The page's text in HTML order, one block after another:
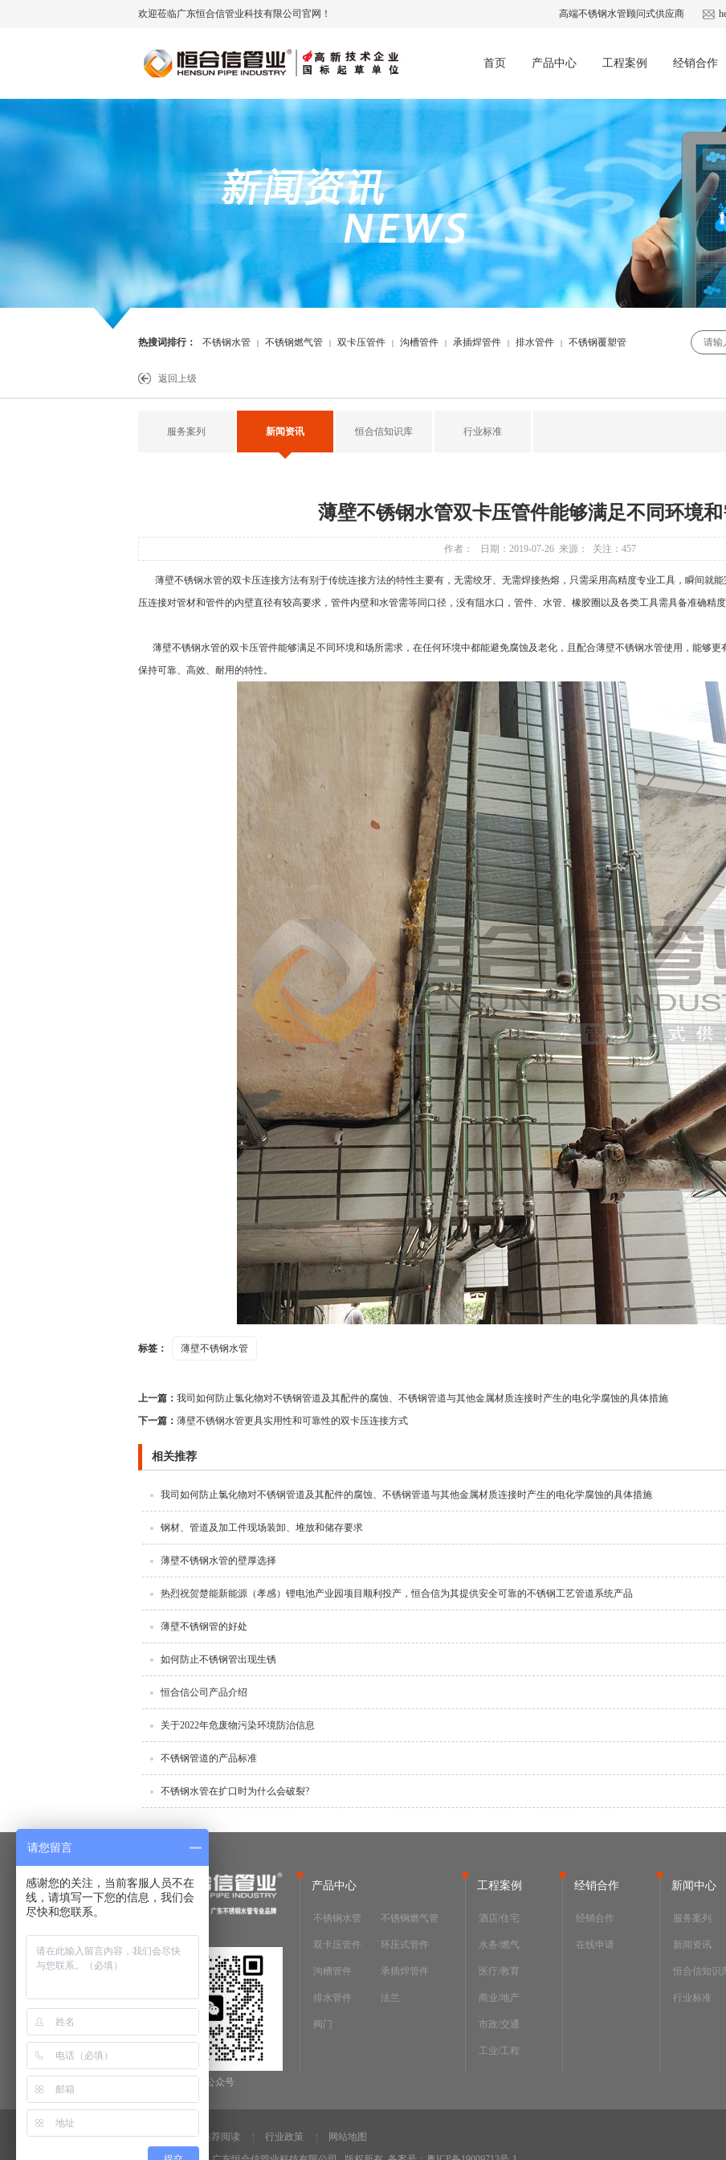
欢迎莅临广东恒合信管业科技有限公司官网！ 高端不锈钢水管顾问式供应商
首页 产品中心 工程案例 经销合作
热搜词排行： 不锈钢水管 | 不锈钢燃气管 | 双卡压管件 | 沟槽管件 | 承插焊管件 | 排水管件 | 不锈钢覆塑管
返回上级
服务案列 新闻资讯 恒合信知识库 行业标准
薄壁不锈钢水管双卡压管件能够满足不同环境
作者： 日期：2019-07-26 来源： 关注： 457
薄壁不锈钢水管的双卡压连接方法有别于传统连接方法的特性主要有，无需绞牙、无需焊接热熔，只需采用高精度专业工具，瞬间就
压连接对管材和管件的内壁直径有较高要求，管件内壁和水管需等同口径，没有阻水口，管件、水管、橡胶圈以及各类工具需具备准确精度
薄壁不锈钢水管的双卡压管件能够满足不同环境和场所需求，在任何环境中都能避免腐蚀及老化，且配合薄壁不锈钢水管使用，能够更
保持可靠、高效、耐用的特性。
标签： 薄壁不锈钢水管
上一篇： 我司如何防止氯化物对不锈钢管道及其配件的腐蚀、不锈钢管道与其他金属材质连接时产生的电化学腐蚀的具体措施
下一篇： 薄壁不锈钢水管更具实用性和可靠性的双卡压连接方式
相关推荐
我司如何防止氯化物对不锈钢管道及其配件的腐蚀、不锈钢管道与其他金属材质连接时产生的电化学腐蚀的具体措施
钢材、管道及加工件现场装卸、堆放和储存要求
薄壁不锈钢水管的壁厚选择
热烈祝贺楚能新能源（孝感）锂电池产业园项目顺利投产，恒合信为其提供安全可靠的不锈钢工艺管道系统产品
薄壁不锈钢管的好处
如何防止不锈钢管出现生锈
恒合信公司产品介绍
关于2022年危废物污染环境防治信息
不锈钢管道的产品标准
不锈钢水管在扩口时为什么会破裂?
微信公众号
产品中心
不锈钢水管 不锈钢燃气管
双卡压管件 环压式管件
沟槽管件 承插焊管件
排水管件 法兰
阀门
工程案例
酒店/住宅
水务/燃气
医疗/教育
商业/地产
市政/交通
工业/工程
经销合作
经销合作
在线申请
新闻中心
服务案列
新闻资讯
恒合信知识
行业标准
法律声明 推荐阅读 行业政策
网站地图
请您留言
感谢您的关注，当前客服人员不在
线，请填写一下您的信息，我们会
尽快和您联系。